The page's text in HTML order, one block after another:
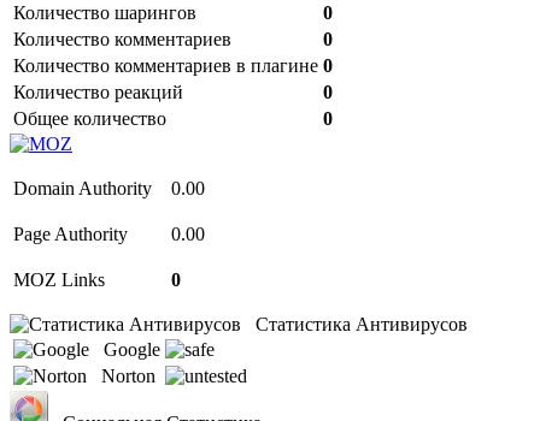
Количество шарингов
0
Количество комментариев
0
Количество комментариев в плагине 0
Количество реакций
0
Общее количество
0
Domain Authority 0.00
Page Authority 0.00
MOZ Links 0
Статистика Антивирусов
Google
Norton